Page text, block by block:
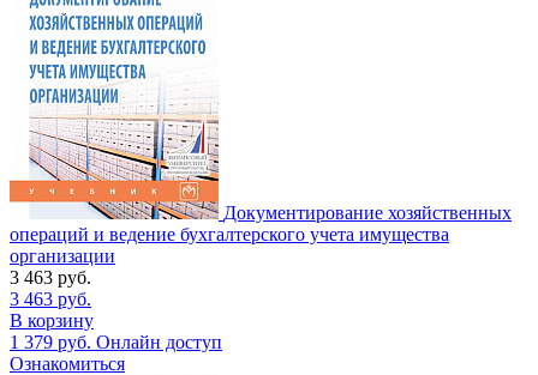
Документирование хозяйственных
операций и ведение бухгалтерского учета имущества
организации
3 463 руб.
3 463 руб.
В корзину
1 379 руб. Онлайн доступ
Ознакомиться